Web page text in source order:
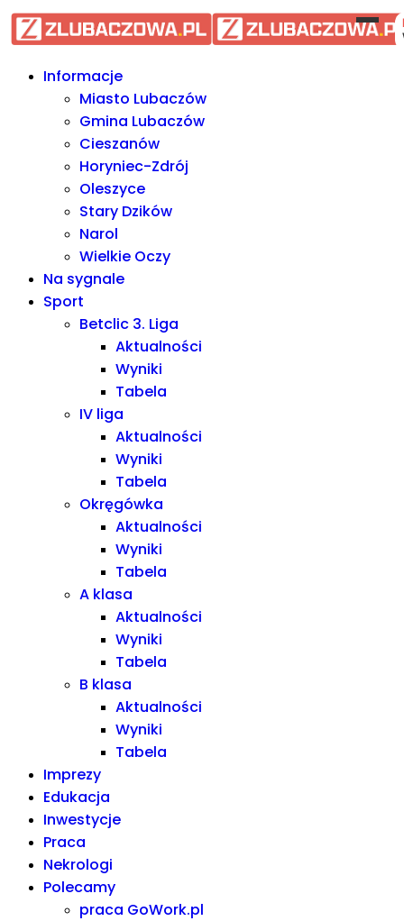
Informacje Lubaczów, powiat
Informacje
Miasto Lubaczów
Gmina Lubaczów
Cieszanów
Horyniec-Zdrój
Oleszyce
Stary Dzików
Narol
Wielkie Oczy
Na sygnale
Sport
Betclic 3. Liga
Aktualności
Wyniki
Tabela
IV liga
Aktualności
Wyniki
Tabela
Okręgówka
Aktualności
Wyniki
Tabela
A klasa
Aktualności
Wyniki
Tabela
B klasa
Aktualności
Wyniki
Tabela
Imprezy
Edukacja
Inwestycje
Praca
Nekrologi
Polecamy
praca GoWork.pl